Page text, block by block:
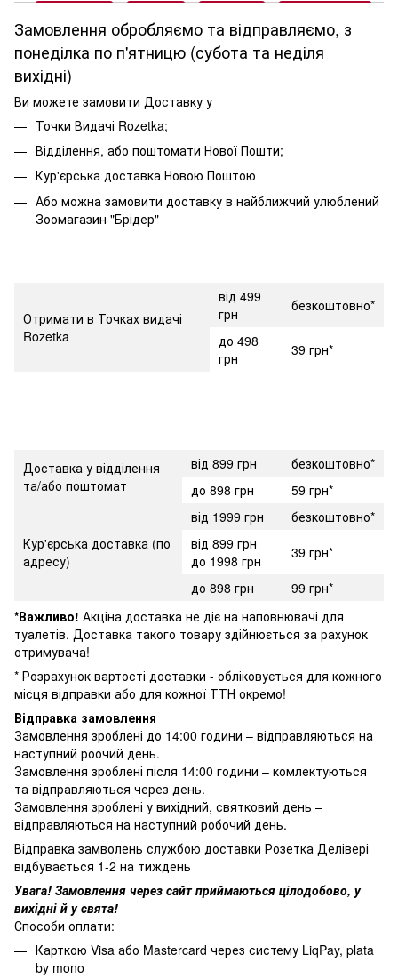
Замовлення обробляємо та відправляємо, з
понеділка по п'ятницю (субота та неділя
вихідні)
Ви можете замовити Доставку у
Точки Видачі Rozetka;
Відділення, або поштомати Нової Пошти;
Кур'єрська доставка Новою Поштою
Або можна замовити доставку в найближчий улюблений
Зоомагазин "Брідер"
Отримати в Точках видачі
Rozetka
від 499
грн
безкоштовно*
до 498
грн
39 грн*
Доставка у відділення
та/або поштомат
від 899 грн
безкоштовно*
до 898 грн
59 грн*
Кур'єрська доставка (по
адресу)
від 1999 грн
безкоштовно*
від 899 грн
до 1998 грн
39 грн*
до 898 грн
99 грн*
*Важливо! Акціна доставка не діє на наповнювачі для
туалетів. Доставка такого товару здійнюється за рахунок
отримувача!
* Розрахунок вартості доставки - обліковується для кожного
місця відправки або для кожної ТТН окремо!
Відправка замовлення
Замовлення зроблені до 14:00 години – відправляються на
наступний роочий день.
Замовлення зроблені після 14:00 години – комлектуються
та відправляються через день.
Замовлення зроблені у вихідний, святковий день –
відправляються на наступний робочий день.
Відправка замволень службою доставки Розетка Делівері
відбувається 1-2 на тиждень
Увага! Замовлення через сайт приймаються цілодобово, у
вихідні й у свята!
Способи оплати:
Карткою Visa або Mastercard через систему LiqPay, plata
by mono